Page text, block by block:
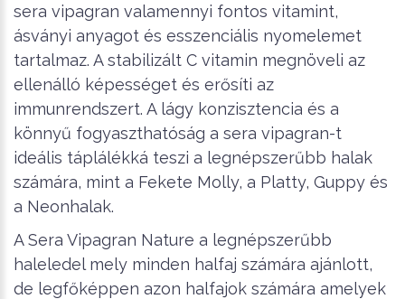
sera vipagran valamennyi fontos vitamint,
ásványi anyagot és esszenciális nyomelemet
tartalmaz. A stabilizált C vitamin megnöveli az
ellenálló képességet és erősíti az
immunrendszert. A lágy konzisztencia és a
könnyű fogyaszthatóság a sera vipagran-t
ideális táplálékká teszi a legnépszerűbb halak
számára, mint a Fekete Molly, a Platty, Guppy és
a Neonhalak.
A Sera Vipagran Nature a legnépszerűbb
haleledel mely minden halfaj számára ajánlott,
de legfőképpen azon halfajok számára amelyek